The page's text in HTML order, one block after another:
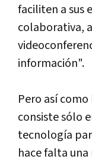
faciliten a sus
colaborativa,
información".
Pero así
consiste sólo
tecnología
hace falta